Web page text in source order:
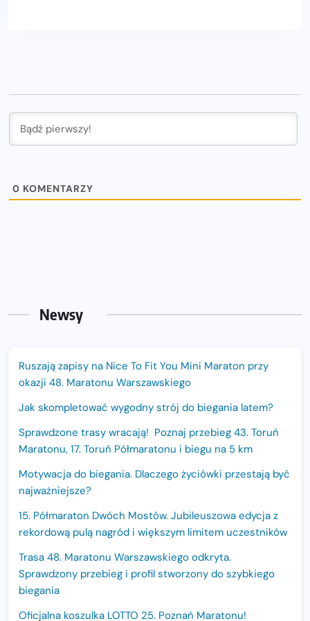
0 KOMENTARZY
Newsy
Ruszają zapisy na Nice To Fit You Mini Maraton przy
okazji 48. Maratonu Warszawskiego
Jak skompletować wygodny strój do biegania latem?
Sprawdzone trasy wracają! Poznaj przebieg 43. Toruń
Maratonu, 17. Toruń Półmaratonu i biegu na 5 km
Motywacja do biegania. Dlaczego życiówki przestają być
najważniejsze?
15. Półmaraton Dwóch Mostów. Jubileuszowa edycja z
rekordową pulą nagród i większym limitem uczestników
Trasa 48. Maratonu Warszawskiego odkryta.
Sprawdzony przebieg i profil stworzony do szybkiego
biegania
Oficjalna koszulka LOTTO 25. Poznań Maratonu!